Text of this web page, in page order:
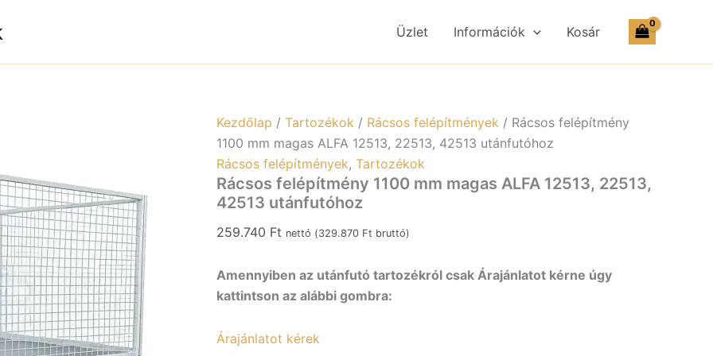
Üzlet Információk Kosár
Kezdőlap / Tartozékok / Rácsos felépítmények / Rácsos felépítmény
1100 mm magas ALFA 12513, 22513, 42513 utánfutóhoz
Rácsos felépítmények, Tartozékok
Rácsos felépítmény 1100 mm magas ALFA 12513, 22513,
42513 utánfutóhoz
259.740 Ft nettó (329.870 Ft bruttó)
Amennyiben az utánfutó tartozékról csak Árajánlatot kérne úgy
kattintson az alábbi gombra:
Árajánlatot kérek
22513,
mennyiség